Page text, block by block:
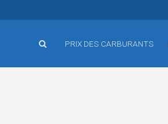
PRIX DES CARBURANTS